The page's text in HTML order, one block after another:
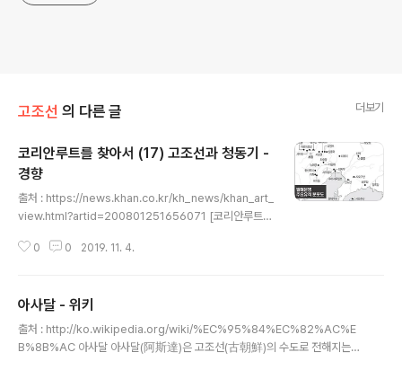
고조선 의 다른 글 더보기
코리안루트를 찾아서 (17) 고조선과 청동기 -
경향
출처 : https://news.khan.co.kr/kh_news/khan_art_
view.html?artid=200801251656071 [코리안루트를
이형구 선문대교수가 뉴허량의 좐싼쯔 금자탑(피라미드)
BC 3000년까지 올라갈 수 있가는 평가다. “기원전 200
0년경에 중국의 요령(랴오닝), 러시아의 아무르강과 연해
주 지역에서 들어온 덧띠새김무늬 토기문화가 앞선 빗살무
0 0 2019. 11. 4.
아사달 - 위키
출처 : http://ko.wikipedia.org/wiki/%EC%95%84%EC%82%AC%E
B%8B%AC 아사달 아사달(阿斯達)은 고조선(古朝鮮)의 수도로 전해지는